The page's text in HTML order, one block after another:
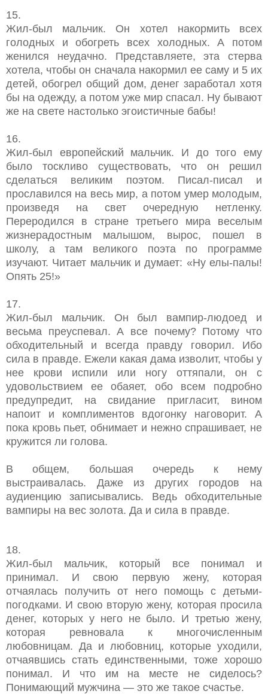
15.
Жил-был мальчик. Он хотел накормить всех
голодных и обогреть всех холодных. А потом
женился неудачно. Представляете, эта стерва
хотела, чтобы он сначала накормил ее саму и 5 их
детей, обогрел общий дом, денег заработал хотя
бы на одежду, а потом уже мир спасал. Ну бывают
же на свете настолько эгоистичные бабы!
16.
Жил-был европейский мальчик. И до того ему
было тоскливо существовать, что он решил
сделаться великим поэтом. Писал-писал и
прославился на весь мир, а потом умер молодым,
произведя на свет очередную нетленку.
Переродился в стране третьего мира веселым
жизнерадостным малышом, вырос, пошел в
школу, а там великого поэта по программе
изучают. Читает мальчик и думает: «Ну елы-палы!
Опять 25!»
17.
Жил-был мальчик. Он был вампир-людоед и
весьма преуспевал. А все почему? Потому что
обходительный и всегда правду говорил. Ибо
сила в правде. Ежели какая дама изволит, чтобы у
нее крови испили или ногу оттяпали, он с
удовольствием ее обаяет, обо всем подробно
предупредит, на свидание пригласит, вином
напоит и комплиментов вдогонку наговорит. А
пока кровь пьет, обнимает и нежно спрашивает, не
кружится ли голова.
В общем, большая очередь к нему
выстраивалась. Даже из других городов на
аудиенцию записывались. Ведь обходительные
вампиры на вес золота. Да и сила в правде.
18.
Жил-был мальчик, который все понимал и
принимал. И свою первую жену, которая
отчаялась получить от него помощь с детьми-
погодками. И свою вторую жену, которая просила
денег, которых у него не было. И третью жену,
которая ревновала к многочисленным
любовницам. Да и любовниц, которые уходили,
отчаявшись стать единственными, тоже хорошо
понимал. И что им на месте не сиделось?
Понимающий мужчина — это же такое счастье.